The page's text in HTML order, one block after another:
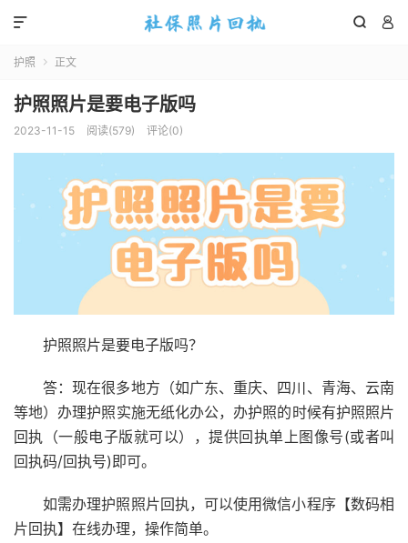
 

护照  正文
护照照片是要电子版吗
2023-11-15 阅读(579) 评论(0)
护照照片是要电子版吗？
答：现在很多地方（如广东、重庆、四川、青海、云南
等地）办理护照实施无纸化办公，办护照的时候有护照照片
回执（一般电子版就可以），提供回执单上图像号(或者叫
回执码/回执号)即可。
如需办理护照照片回执，可以使用微信小程序【数码相
片回执】在线办理，操作简单。